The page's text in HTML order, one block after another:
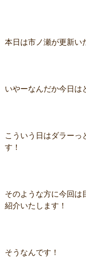
本日は市ノ瀬が更新い
いやーなんだか今日は
こういう日はダラーっ
す！
そのような方に今回は
紹介いたします！
そうなんです！